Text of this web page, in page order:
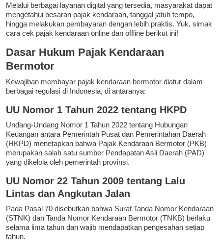
Melalui berbagai layanan digital yang tersedia, masyarakat dapat
mengetahui besaran pajak kendaraan, tanggal jatuh tempo,
hingga melakukan pembayaran dengan lebih praktis. Yuk, simak
cara cek pajak kendaraan online dan offline berikut ini!
Dasar Hukum Pajak Kendaraan
Bermotor
Kewajiban membayar pajak kendaraan bermotor diatur dalam
berbagai regulasi di Indonesia, di antaranya:
UU Nomor 1 Tahun 2022 tentang HKPD
Undang-Undang Nomor 1 Tahun 2022 tentang Hubungan
Keuangan antara Pemerintah Pusat dan Pemerintahan Daerah
(HKPD) menetapkan bahwa Pajak Kendaraan Bermotor (PKB)
merupakan salah satu sumber Pendapatan Asli Daerah (PAD)
yang dikelola oleh pemerintah provinsi.
UU Nomor 22 Tahun 2009 tentang Lalu
Lintas dan Angkutan Jalan
Pada Pasal 70 disebutkan bahwa Surat Tanda Nomor Kendaraan
(STNK) dan Tanda Nomor Kendaraan Bermotor (TNKB) berlaku
selama lima tahun dan wajib mendapatkan pengesahan setiap
tahun.